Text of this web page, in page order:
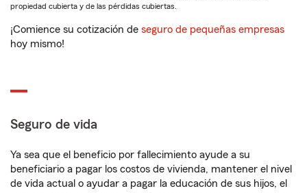
propiedad cubierta y de las pérdidas cubiertas.
¡Comience su cotización de seguro de pequeñas empresas
hoy mismo!
Seguro de vida
Ya sea que el beneficio por fallecimiento ayude a su
beneficiario a pagar los costos de vivienda, mantener el nivel
de vida actual o ayudar a pagar la educación de sus hijos, el